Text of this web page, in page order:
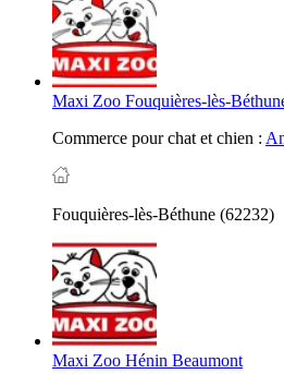
Maxi Zoo Fouquières-lès-
Commerce pour chat et chien :
Fouquières-lès-Béthune (62232)
Maxi Zoo Hénin Beaumont